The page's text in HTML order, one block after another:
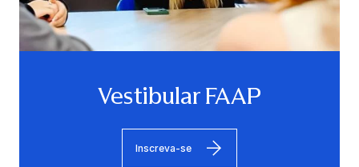
Vestibular FAAP
Inscreva-se